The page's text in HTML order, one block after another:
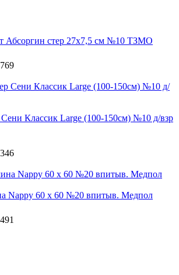
Абсоргин стер 27х7,5 см №10 ТЗМО
Классик Large (100-150см) №10 д/взр
Nappy 60 х 60 №20 впитыв. Медпол